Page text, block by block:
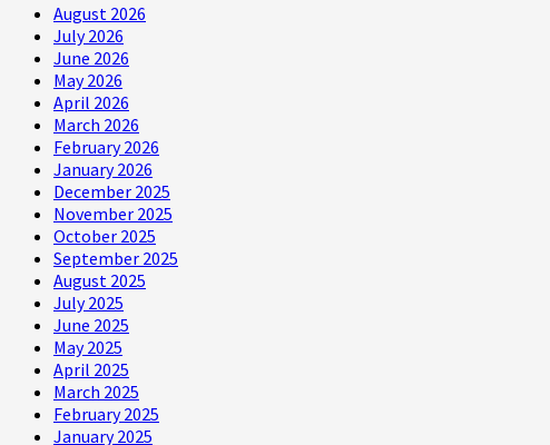
August 2026
July 2026
June 2026
May 2026
April 2026
March 2026
February 2026
January 2026
December 2025
November 2025
October 2025
September 2025
August 2025
July 2025
June 2025
May 2025
April 2025
March 2025
February 2025
January 2025